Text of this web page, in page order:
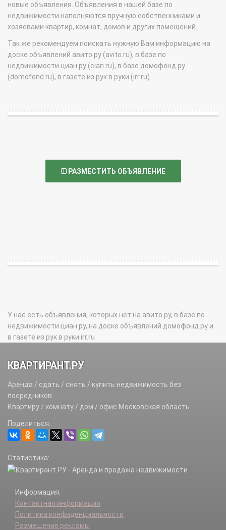
новые объявления. Объявления в нашей базе по
недвижимости наполняются вручную собственниками и
хозяевами квартир, комнат, домов и других помещений.
Так же рекомендуем поискать нужную Вам информацию на
доске объявлений авито.ру (avito.ru), в базе по
недвижимости циан.ру (cian.ru), в базе домофонд.ру
(domofond.ru), в газете из рук в руки (irr.ru).
РАЗМЕСТИТЬ ОБЪЯВЛЕНИЕ
У нас есть объявления, которых нет на авито.ру, в базе по
недвижимости циан.ру, на доске объявлений домофонд.ру и
в газете из рук в руки irr.ru
КВАРТИРАНТ.РУ
Аренда / сдать / снять / купить недвижимость без
посредников.
Квартиру / комнату / дом / офис Московская область
Поделиться:
Статистика:
Информация:
Контактная информация
Политика конфиденциальности
Размещение рекламы